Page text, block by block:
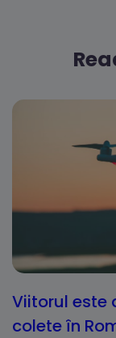
Viitorul este
colete în